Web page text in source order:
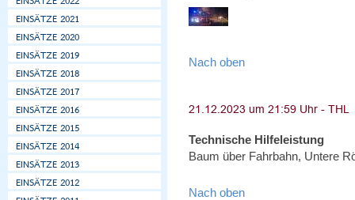
Nach oben
Technische Hilfeleistung
Baum über Fahrbahn, Untere
Nach oben